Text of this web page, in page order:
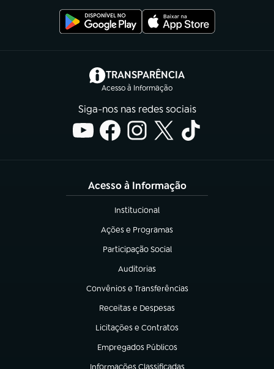
TRANSPARÊNCIA
Acesso à Informação
(abre em nova aba)
Siga-nos nas redes sociais
Acesso à Informação
Institucional
(abre em nova aba)
Ações e Programas
(abre em nova aba)
Participação Social
(abre em nova aba)
Auditorias
(abre em nova aba)
Convênios e Transferências
(abre em nova aba)
Receitas e Despesas
(abre em nova aba)
Licitações e Contratos
(abre em nova aba)
Empregados Públicos
(abre em nova aba)